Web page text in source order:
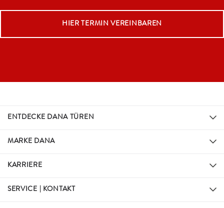
ENTDECKE DANA TÜREN
MARKE DANA
KARRIERE
SERVICE | KONTAKT
HIER TERMIN VEREINBAREN